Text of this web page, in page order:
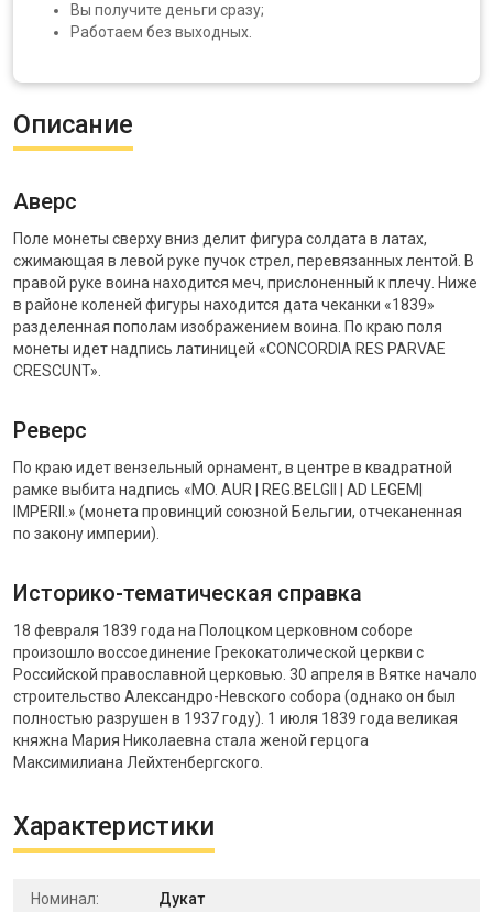
Вы получите деньги сразу;
Работаем без выходных.
Описание
Аверс
Поле монеты сверху вниз делит фигура солдата в латах,
сжимающая в левой руке пучок стрел, перевязанных лентой. В
правой руке воина находится меч, прислоненный к плечу. Ниже
в районе коленей фигуры находится дата чеканки «1839»
разделенная пополам изображением воина. По краю поля
монеты идет надпись латиницей «CONCORDIA RES PARVAE
CRESCUNT».
Реверс
По краю идет вензельный орнамент, в центре в квадратной
рамке выбита надпись «MO. AUR | REG.BELGII | AD LEGEM|
IMPERII.» (монета провинций союзной Бельгии, отчеканенная
по закону империи).
Историко-тематическая справка
18 февраля 1839 года на Полоцком церковном соборе
произошло воссоединение Грекокатолической церкви с
Российской православной церковью. 30 апреля в Вятке начало
строительство Александро-Невского собора (однако он был
полностью разрушен в 1937 году). 1 июля 1839 года великая
княжна Мария Николаевна стала женой герцога
Максимилиана Лейхтенбергского.
Характеристики
Номинал: Дукат